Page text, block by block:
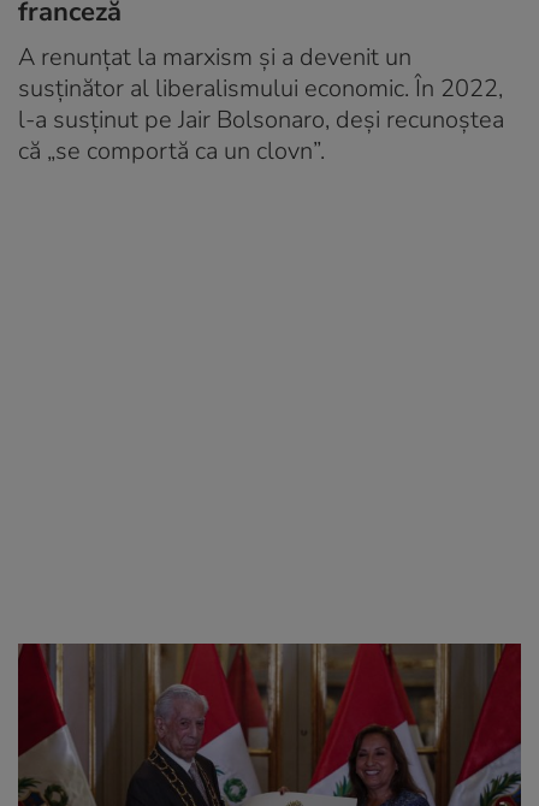
franceză
A renunțat la marxism și a devenit un
susținător al liberalismului economic. În 2022,
l-a susținut pe Jair Bolsonaro, deși recunoștea
că „se comportă ca un clovn”.